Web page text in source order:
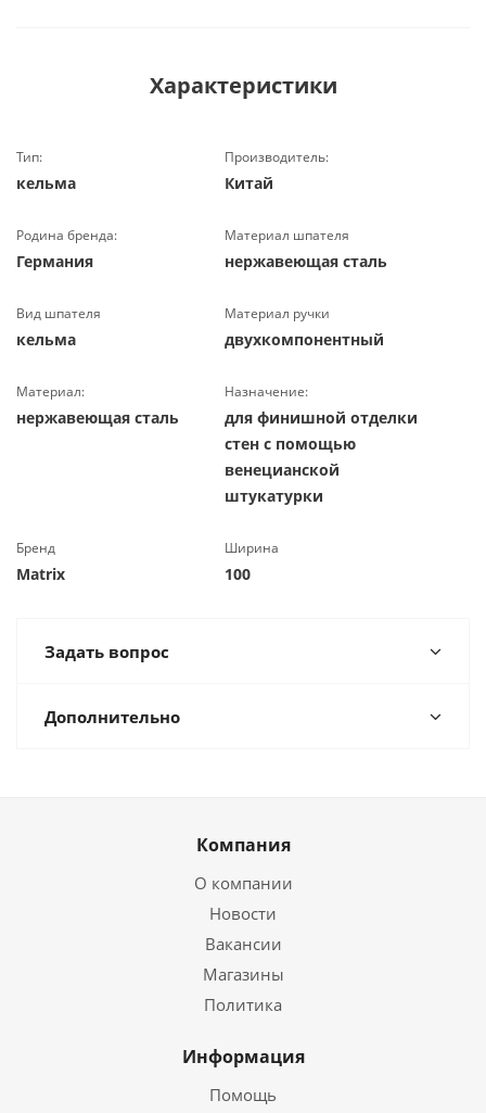
Характеристики
Тип:
кельма
Производитель:
Китай
Родина бренда:
Германия
Материал шпателя
нержавеющая сталь
Вид шпателя
кельма
Материал ручки
двухкомпонентный
Материал:
нержавеющая сталь
Назначение:
для финишной отделки
стен с помощью
венецианской
штукатурки
Бренд
Matrix
Ширина
100
Задать вопрос
Дополнительно
Компания
О компании
Новости
Вакансии
Магазины
Политика
Информация
Помощь